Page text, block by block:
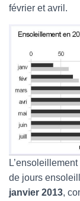
février et avril.
de jours
janvier 2013,